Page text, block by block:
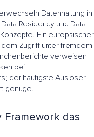
Datenhaltung in
Residency und Data
Ein europäischer
Zugriff unter fremdem
verweisen
bei
der häufigste Auslöser
genüge.
Framework das